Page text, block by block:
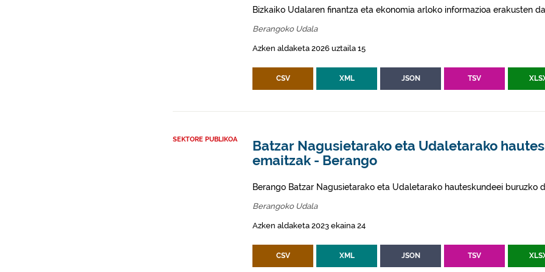
Bizkaiko Udalaren finantza eta ekonomia arloko informazioa erakusten
Berangoko Udala
Azken aldaketa 2026 uztaila 15
CSV XML JSON TSV
SEKTORE PUBLIKOA
Batzar Nagusietarako eta Udaletarako
emaitzak - Berango
Berango Batzar Nagusietarako eta Udaletarako hauteskundeei buruzko
Berangoko Udala
Azken aldaketa 2023 ekaina 24
CSV XML JSON TSV